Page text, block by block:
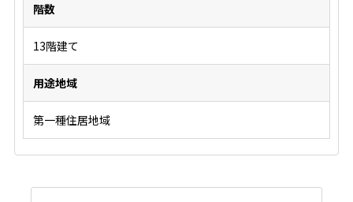
階数
13階建て
用途地域
第一種住居地域